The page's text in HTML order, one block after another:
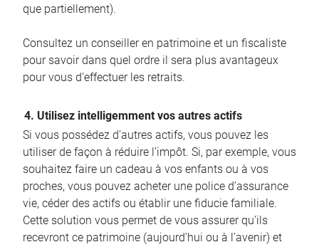
que partiellement).
Consultez un conseiller en patrimoine et un fiscaliste
pour savoir dans quel ordre il sera plus avantageux
pour vous d’effectuer les retraits.
4. Utilisez intelligemment vos autres actifs
Si vous possédez d’autres actifs, vous pouvez les
utiliser de façon à réduire l’impôt. Si, par exemple, vous
souhaitez faire un cadeau à vos enfants ou à vos
proches, vous pouvez acheter une police d’assurance
vie, céder des actifs ou établir une fiducie familiale.
Cette solution vous permet de vous assurer qu’ils
recevront ce patrimoine (aujourd’hui ou à l’avenir) et